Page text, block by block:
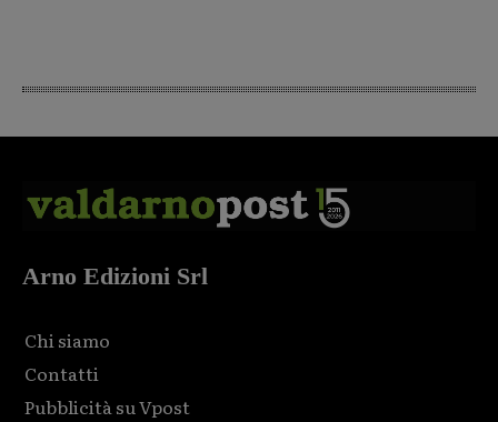
Arno Edizioni Srl
Chi siamo
Contatti
Pubblicità su Vpost